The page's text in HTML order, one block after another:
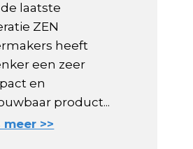
laatste
ZEN
heeft
een zeer
en
product...
meer >>